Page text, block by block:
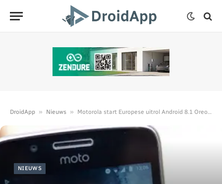
DroidApp » Nieuws » Motorola start Europese uitrol Android 8.1 Oreo voor Moto G5 (Plus) en Moto G5S (Plus)
NIEUWS